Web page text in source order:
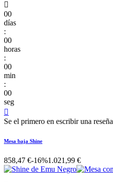

00
días
:
00
horas
:
00
min
:
00
seg

Se el primero en escribir una reseña
Mesa baja Shine
858,47 €-16%1.021,99 €